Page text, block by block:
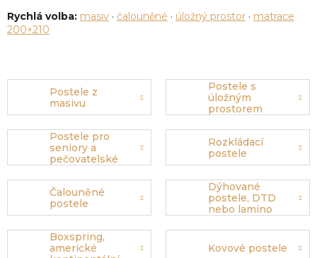
Rychlá volba: masiv · čalouněné · úložný prostor · matrace
200×210
Postele z
masivu
Postele s
úložným
prostorem
Postele pro
seniory a
pečovatelské
Rozkládací
postele
Čalouněné
postele
Dýhované
postele, DTD
nebo lamino
Boxspring,
americké
Kovové postele